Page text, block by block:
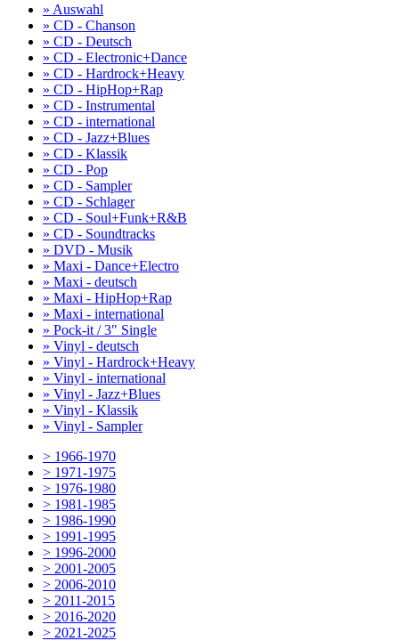
» Auswahl
» CD - Chanson
» CD - Deutsch
» CD - Electronic+Dance
» CD - Hardrock+Heavy
» CD - HipHop+Rap
» CD - Instrumental
» CD - international
» CD - Jazz+Blues
» CD - Klassik
» CD - Pop
» CD - Sampler
» CD - Schlager
» CD - Soul+Funk+R&B
» CD - Soundtracks
» DVD - Musik
» Maxi - Dance+Electro
» Maxi - deutsch
» Maxi - HipHop+Rap
» Maxi - international
» Pock-it / 3" Single
» Vinyl - deutsch
» Vinyl - Hardrock+Heavy
» Vinyl - international
» Vinyl - Jazz+Blues
» Vinyl - Klassik
» Vinyl - Sampler
> 1966-1970
> 1971-1975
> 1976-1980
> 1981-1985
> 1986-1990
> 1991-1995
> 1996-2000
> 2001-2005
> 2006-2010
> 2011-2015
> 2016-2020
> 2021-2025